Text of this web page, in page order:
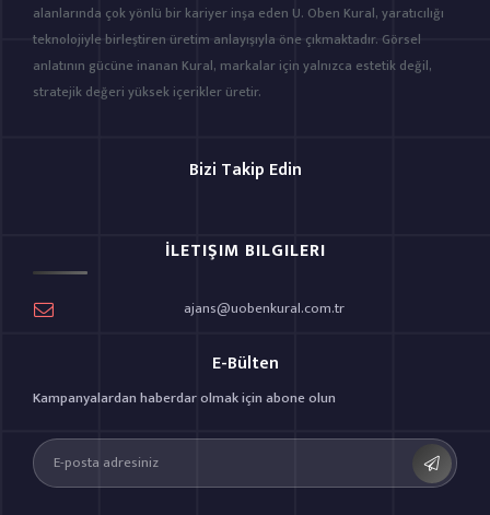
alanlarında çok yönlü bir kariyer inşa eden U. Oben Kural, yaratıcılığı
teknolojiyle birleştiren üretim anlayışıyla öne çıkmaktadır. Görsel
anlatının gücüne inanan Kural, markalar için yalnızca estetik değil,
stratejik değeri yüksek içerikler üretir.
Bizi Takip Edin
İLETIŞIM BILGILERI
ajans@uobenkural.com.tr
E-Bülten
Kampanyalardan haberdar olmak için abone olun